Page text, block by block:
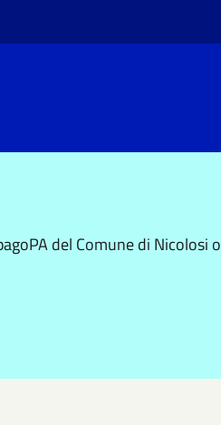
del Comune di Nicolosi o